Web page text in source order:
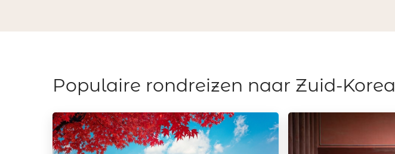
Populaire rondreizen naar Zuid-Korea